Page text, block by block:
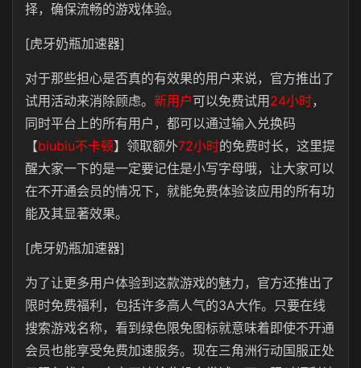
择，确保流畅的游戏体验。
[虎牙奶瓶加速器]
对于那些担心是否真的有效果的用户来说，官方推出了
试用活动来消除顾虑。 新用户可以免费试用 24小时，
同时平台上的所有用户，都可以通过输入兑换码
【biubiu不卡顿】领取额外72小时的免费时长，这里提
醒大家一下的是一定要记住是小写字母哦，让大家可以
在不开通会员的情况下，就能免费体验该应用的所有功
能及其显著效果。
[虎牙奶瓶加速器]
为了让更多用户体验到这款游戏的魅力，官方还推出了
限时免费福利，包括许多高人气的3A大作。只要在线
搜索游戏名称，看到绿色限免图标就意味着即使不开通
会员也能享受免费加速服务。现在三角洲行动国服正处